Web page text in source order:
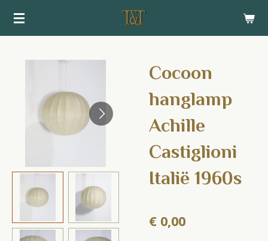
Ga
Cocoon
hanglamp
Achille
Castiglioni
Italië 1960s
€ 0,00